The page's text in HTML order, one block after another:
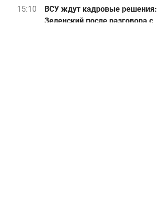
15:10
ВСУ ждут кадровые решения:
Зеленский после разговора с